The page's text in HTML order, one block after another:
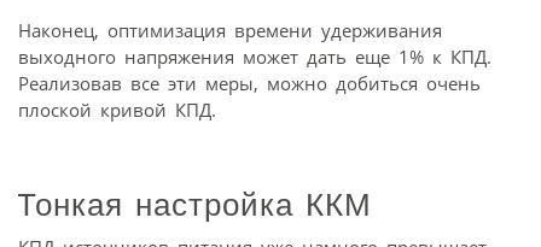
Наконец, оптимизация времени удерживания
выходного напряжения может дать еще 1% к КПД.
Реализовав все эти меры, можно добиться очень
плоской кривой КПД.
Тонкая настройка ККМ